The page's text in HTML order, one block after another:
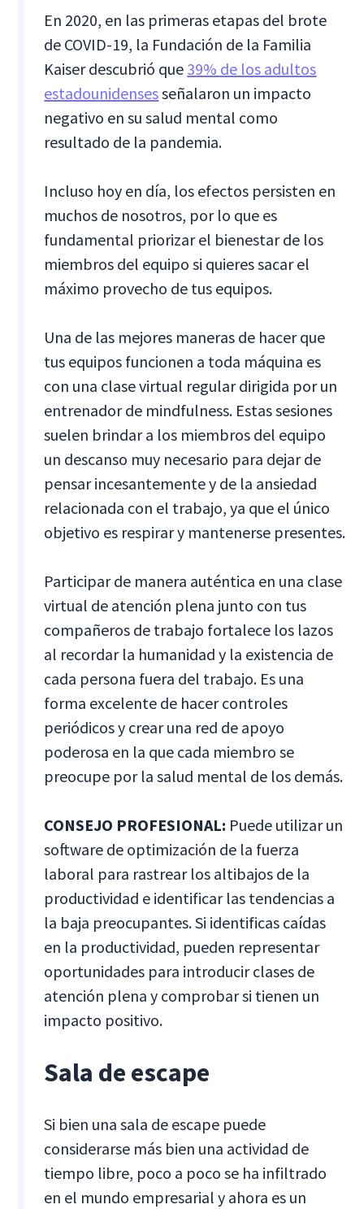
En 2020, en las primeras etapas del brote
de COVID-19, la Fundación de la Familia
Kaiser descubrió que 39% de los adultos
estadounidensesseñalaron un impacto
negativo en su salud mental como
resultado de la pandemia.
Incluso hoy en día, los efectos persisten en
muchos de nosotros, por lo que es
fundamental priorizar el bienestar de los
miembros del equipo si quieres sacar el
máximo provecho de tus equipos.
Una de las mejores maneras de hacer que
tus equipos funcionen a toda máquina es
con una clase virtual regular dirigida por un
entrenador de mindfulness. Estas sesiones
suelen brindar a los miembros del equipo
un descanso muy necesario para dejar de
pensar incesantemente y de la ansiedad
relacionada con el trabajo, ya que el único
objetivo es respirar y mantenerse presentes.
Participar de manera auténtica en una clase
virtual de atención plena junto con tus
compañeros de trabajo fortalece los lazos
al recordar la humanidad y la existencia de
cada persona fuera del trabajo. Es una
forma excelente de hacer controles
periódicos y crear una red de apoyo
poderosa en la que cada miembro se
preocupe por la salud mental de los demás.
CONSEJO PROFESIONAL: Puede utilizar un
software de optimización de la fuerza
laboral para rastrear los altibajos de la
productividad e identificar las tendencias a
la baja preocupantes. Si identificas caídas
en la productividad, pueden representar
oportunidades para introducir clases de
atención plena y comprobar si tienen un
impacto positivo.
Sala de escape
Si bien una sala de escape puede
considerarse más bien una actividad de
tiempo libre, poco a poco se ha infiltrado
en el mundo empresarial y ahora es un